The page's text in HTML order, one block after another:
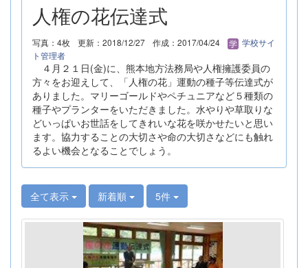
人権の花伝達式
写真：4枚 更新：2018/12/27 作成：2017/04/24
学校サイ
ト管理者
４月２１日(金)に、熊本地方法務局や人権擁護委員の
方々をお迎えして、「人権の花」運動の種子等伝達式が
ありました。マリーゴールドやペチュニアなど５種類の
種子やプランターをいただきました。水やりや草取りな
どいっぱいお世話をしてきれいな花を咲かせたいと思い
ます。協力することの大切さや命の大切さなどにも触れ
るよい機会となることでしょう。
全て表示 新着順 5件